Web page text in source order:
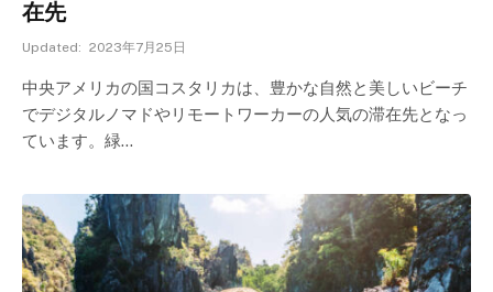
在先
Updated: 2023年7月25日
中央アメリカの国コスタリカは、豊かな自然と美しいビーチ
でデジタルノマドやリモートワーカーの人気の滞在先となっ
ています。緑…